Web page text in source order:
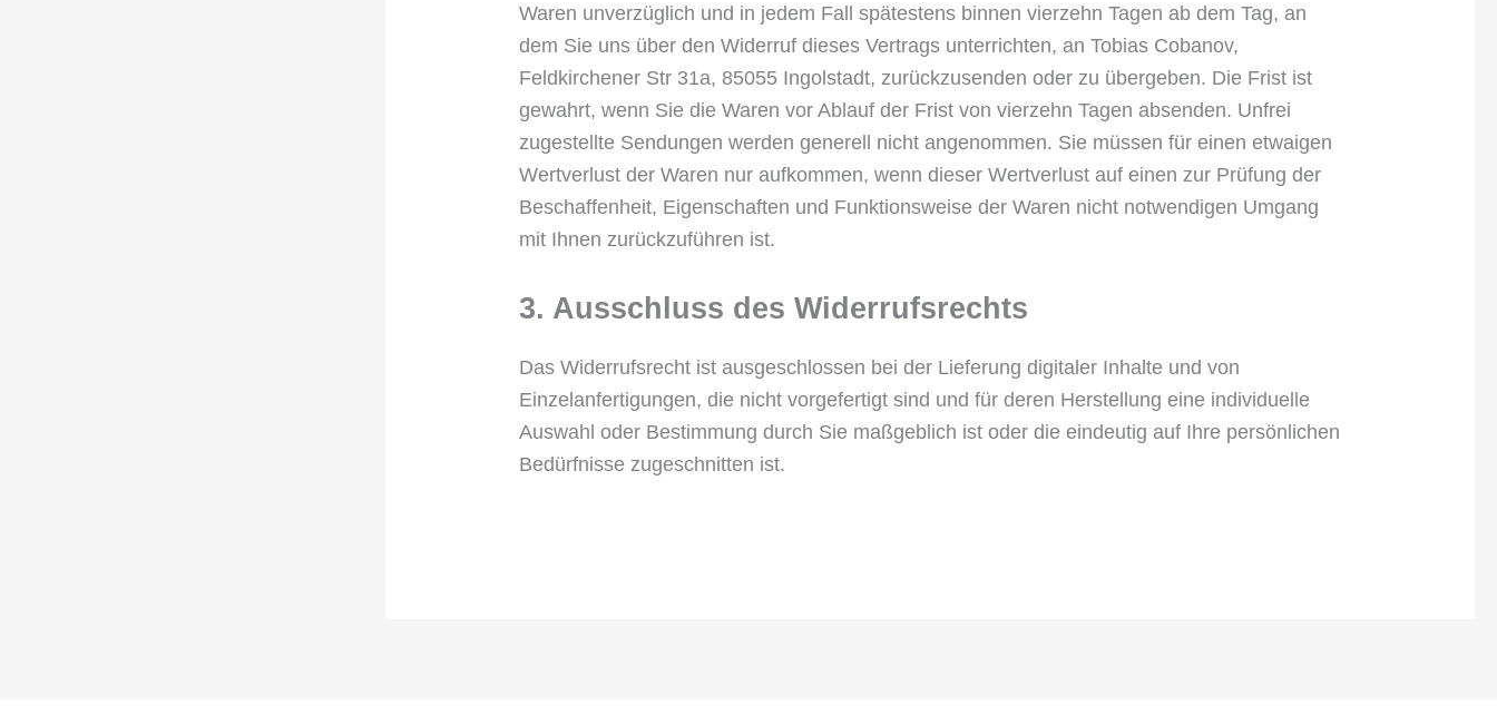
Waren unverzüglich und in jedem Fall spätestens binnen vierzehn Tagen ab dem Tag, an
dem Sie uns über den Widerruf dieses Vertrags unterrichten, an Tobias Cobanov,
Feldkirchener Str 31a, 85055 Ingolstadt, zurückzusenden oder zu übergeben. Die Frist ist
gewahrt, wenn Sie die Waren vor Ablauf der Frist von vierzehn Tagen absenden. Unfrei
zugestellte Sendungen werden generell nicht angenommen. Sie müssen für einen etwaigen
Wertverlust der Waren nur aufkommen, wenn dieser Wertverlust auf einen zur Prüfung der
Beschaffenheit, Eigenschaften und Funktionsweise der Waren nicht notwendigen Umgang
mit Ihnen zurückzuführen ist.
3. Ausschluss des Widerrufsrechts
Das Widerrufsrecht ist ausgeschlossen bei der Lieferung digitaler Inhalte und von
Einzelanfertigungen, die nicht vorgefertigt sind und für deren Herstellung eine individuelle
Auswahl oder Bestimmung durch Sie maßgeblich ist oder die eindeutig auf Ihre persönlichen
Bedürfnisse zugeschnitten ist.